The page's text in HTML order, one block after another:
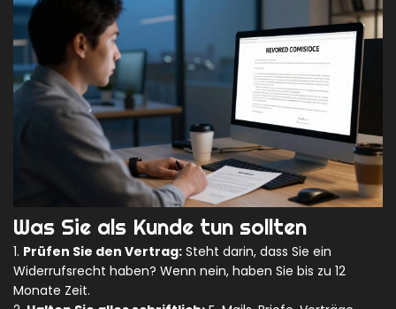
Was Sie als Kunde tun sollten
1. Prüfen Sie den Vertrag: Steht darin, dass Sie ein
Widerrufsrecht haben? Wenn nein, haben Sie bis zu 12
Monate Zeit.